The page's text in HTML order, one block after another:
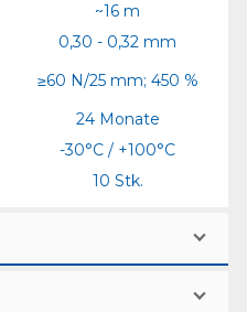
~16 m
0,30 - 0,32 mm
≥60 N/25 mm; 450 %
24 Monate
-30°C / +100°C
10 Stk.